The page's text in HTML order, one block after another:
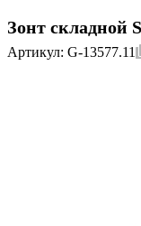
Зонт складной
Артикул: G-13577.11